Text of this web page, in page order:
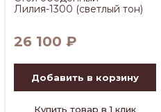
Лилия-1300 (светлый тон)
26 100 ₽
Добавить в корзину
Купить товар в 1 клик